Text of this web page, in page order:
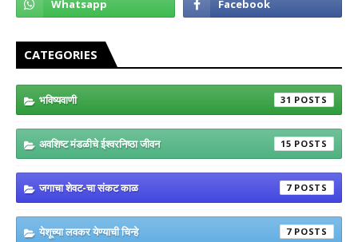
CATEGORIES
भविष्यवाणी 31
अवशिष्ट मंडळीचे ईश्वरनिष्ठा जीवन 15
जगाचा शेवट-चा संकट काळ 7
येशूच्या लवकर येण्याची चिन्हे 7